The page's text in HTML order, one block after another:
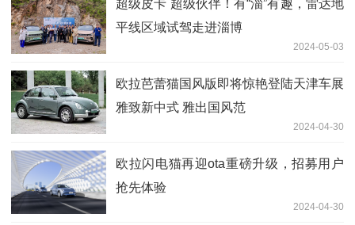
超级皮卡 超级伙伴！有“淄”有趣，雷达地
平线区域试驾走进淄博
2024-05-03
欧拉芭蕾猫国风版即将惊艳登陆天津车展
雅致新中式 雅出国风范
2024-04-30
欧拉闪电猫再迎ota重磅升级，招募用户
抢先体验
2024-04-30